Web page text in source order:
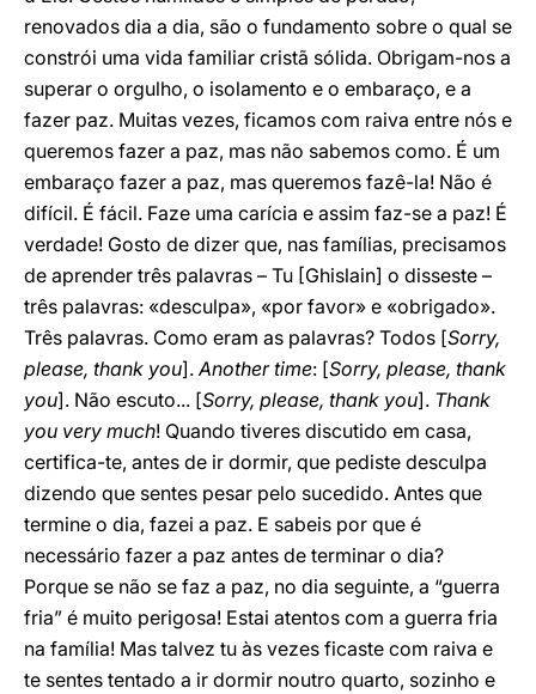
renovados dia a dia, são o fundamento sobre o qual se
constrói uma vida familiar cristã sólida. Obrigam-nos a
superar o orgulho, o isolamento e o embaraço, e a
fazer paz. Muitas vezes, ficamos com raiva entre nós e
queremos fazer a paz, mas não sabemos como. É um
embaraço fazer a paz, mas queremos fazê-la! Não é
difícil. É fácil. Faze uma carícia e assim faz-se a paz! É
verdade! Gosto de dizer que, nas famílias, precisamos
de aprender três palavras – Tu [Ghislain] o disseste –
três palavras: «desculpa», «por favor» e «obrigado».
Três palavras. Como eram as palavras? Todos [Sorry,
please, thank you].Another time: [Sorry, please, thank
you]. Não escuto... [Sorry, please, thank you]. Thank
you very much! Quando tiveres discutido em casa,
certifica-te, antes de ir dormir, que pediste desculpa
dizendo que sentes pesar pelo sucedido. Antes que
termine o dia, fazei a paz. E sabeis por que é
necessário fazer a paz antes de terminar o dia?
Porque se não se faz a paz, no dia seguinte, a “guerra
fria” é muito perigosa! Estai atentos com a guerra fria
na família! Mas talvez tu às vezes ficaste com raiva e
te sentes tentado a ir dormir noutro quarto, sozinho e